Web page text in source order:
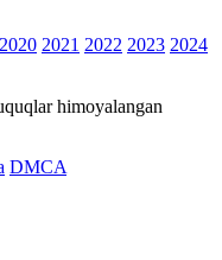
2020 2021 2022 2023 2024
himoyalangan
DMCA